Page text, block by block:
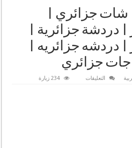
شات جزائري |
| دردشة جزائرية |
| دردشه جزائريه |
جات جزائري
التعليقات 234 زيارة